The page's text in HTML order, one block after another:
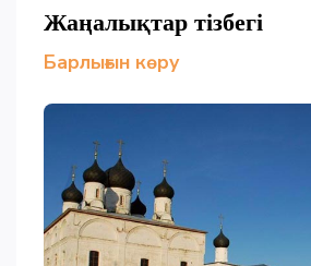
Жаңалықтар тізбегі
Барлығын көру